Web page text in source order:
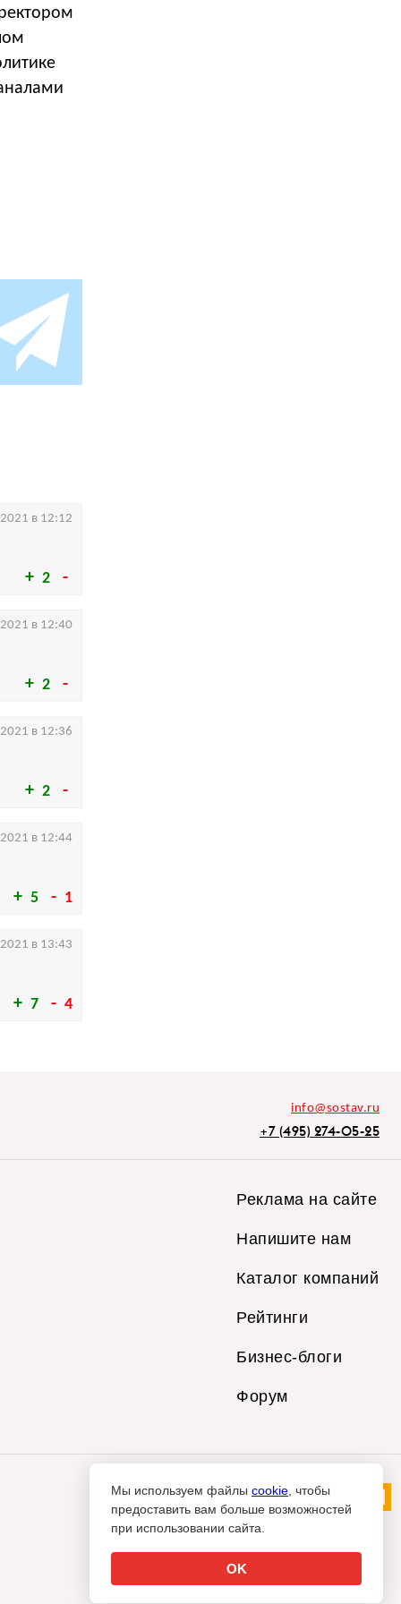
2
в 12:12
2
в 12:40
2
в 12:36
5 1
в 12:44
7 4
в 13:43
info@sostav.ru
+7 (495) 274-05-25
Реклама на сайте
Напишите нам
Каталог компаний
Рейтинги
Бизнес-блоги
Форум
Мы используем файлы cookie , чтобы
предоставить вам больше возможностей
при использовании сайта.
OK